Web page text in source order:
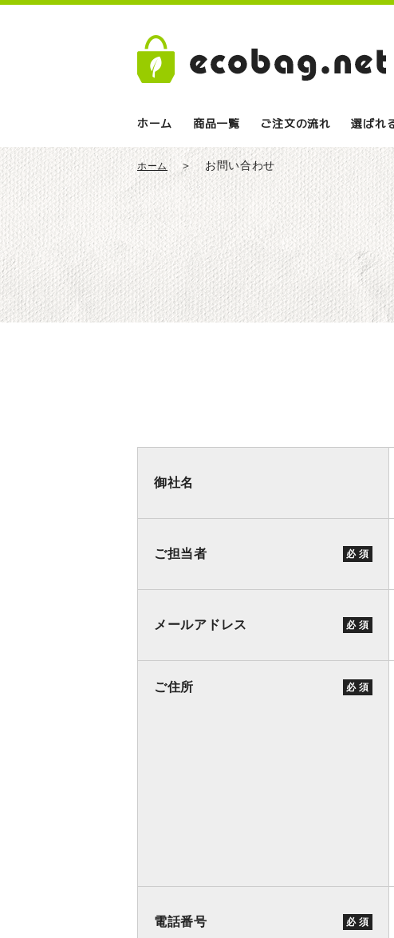
ホーム 商品一覧 ご注文の流れ 選ばれ
ホーム お問い合わせ
御社名
ご担当者 必 須
メールアドレス 必 須
ご住所 必 須
電話番号 必 須